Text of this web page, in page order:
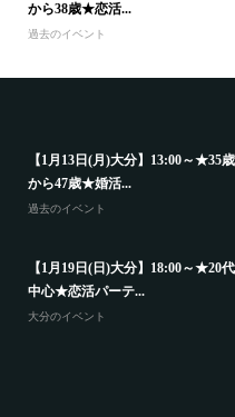
から38歳★恋活...
過去のイベント
【1月13日(月)大分】13:00～★35歳
から47歳★婚活...
過去のイベント
【1月19日(日)大分】18:00～★20代
中心★恋活パーテ...
大分のイベント